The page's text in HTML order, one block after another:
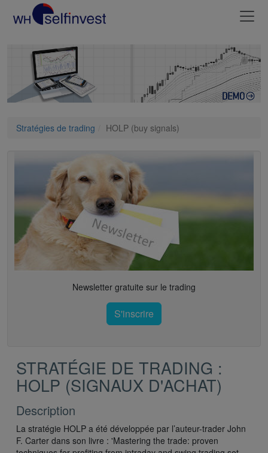
Stratégies de trading HOLP (buy signals)
Newsletter gratuite sur le trading
S'inscrire
STRATÉGIE DE TRADING :
HOLP (SIGNAUX D'ACHAT)
Description
La stratégie HOLP a été développée par l’auteur-trader John
F. Carter dans son livre : 'Mastering the trade: proven